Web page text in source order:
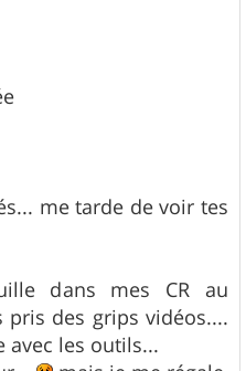
me tarde de voir tes
dans mes CR au
des grips vidéos....
avec les outils...